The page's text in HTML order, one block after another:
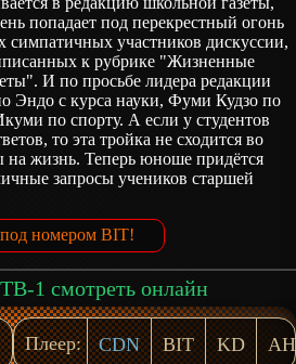
попадает под перекрестный огонь
симпатичных участников дискуссии,
к рубрике "Жизненные
И по просьбе лидера редакции
Эндо с курса науки, Фуми Кудзо по
по спорту. А если у студентов
то эта тройка не сходится во
на жизнь. Теперь юноше придётся
запросы учеников старшей
номером BIT!
1 смотреть онлайн
Плеер: CDN BIT KD AH